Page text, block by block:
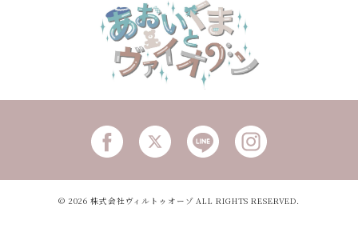
© 2026 株式会社ヴィルトゥオーゾ ALL RIGHTS RESERVED.